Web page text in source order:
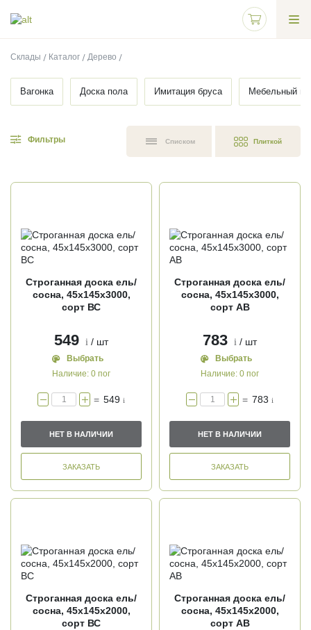
Склады Каталог Дерево
Вагонка Доска пола Имитация бруса Мебельный
Фильтры Списком Плиткой
Строганная доска ель/
сосна, 45х145х3000,
сорт ВС
549 i / шт
Выбрать
Наличие: 0 пог
= 549 i
НЕТ В НАЛИЧИИ
ЗАКАЗАТЬ
Строганная доска ель/
сосна, 45х145х3000,
сорт АВ
783 i / шт
Выбрать
Наличие: 0 пог
= 783 i
НЕТ В НАЛИЧИИ
ЗАКАЗАТЬ
Строганная доска ель/
сосна, 45х145х2000,
сорт ВС
Строганная доска ель/
сосна, 45х145х2000,
сорт АВ